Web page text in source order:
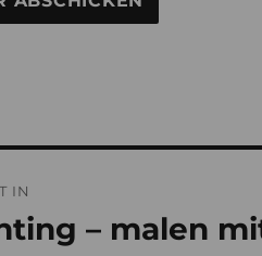
IN
– malen